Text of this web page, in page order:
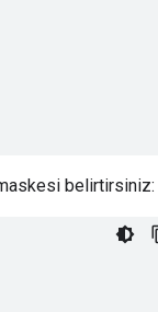
belirtirsiniz: